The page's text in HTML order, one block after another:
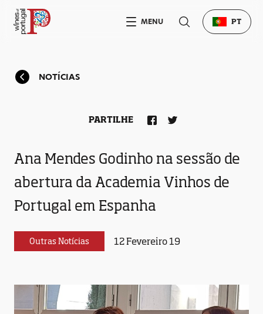
NOTÍCIAS
Ana Mendes Godinho na sessão de
abertura da Academia Vinhos de
Portugal em Espanha
Outras Notícias 12 Fevereiro 19
PARTILHE
MENU PT